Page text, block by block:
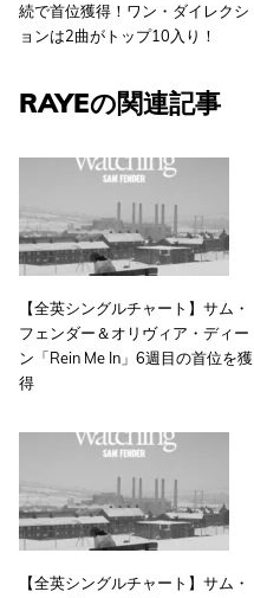
続で首位獲得！ワン・ダイレクシ
ョンは2曲がトップ10入り！
RAYEの関連記事
【全英シングルチャート】サム・
フェンダー＆オリヴィア・ディー
ン「Rein Me In」6週目の首位を獲
得
【全英シングルチャート】サム・